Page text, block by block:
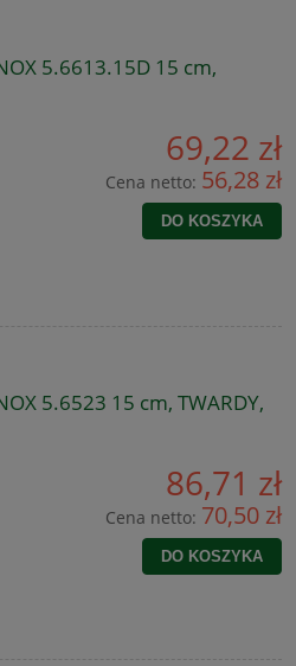
5.6613.15D 15 cm,
69,22 zł
Cena netto: 56,28 zł
DO KOSZYKA
5.6523 15 cm, TWARDY,
86,71 zł
Cena netto: 70,50 zł
DO KOSZYKA